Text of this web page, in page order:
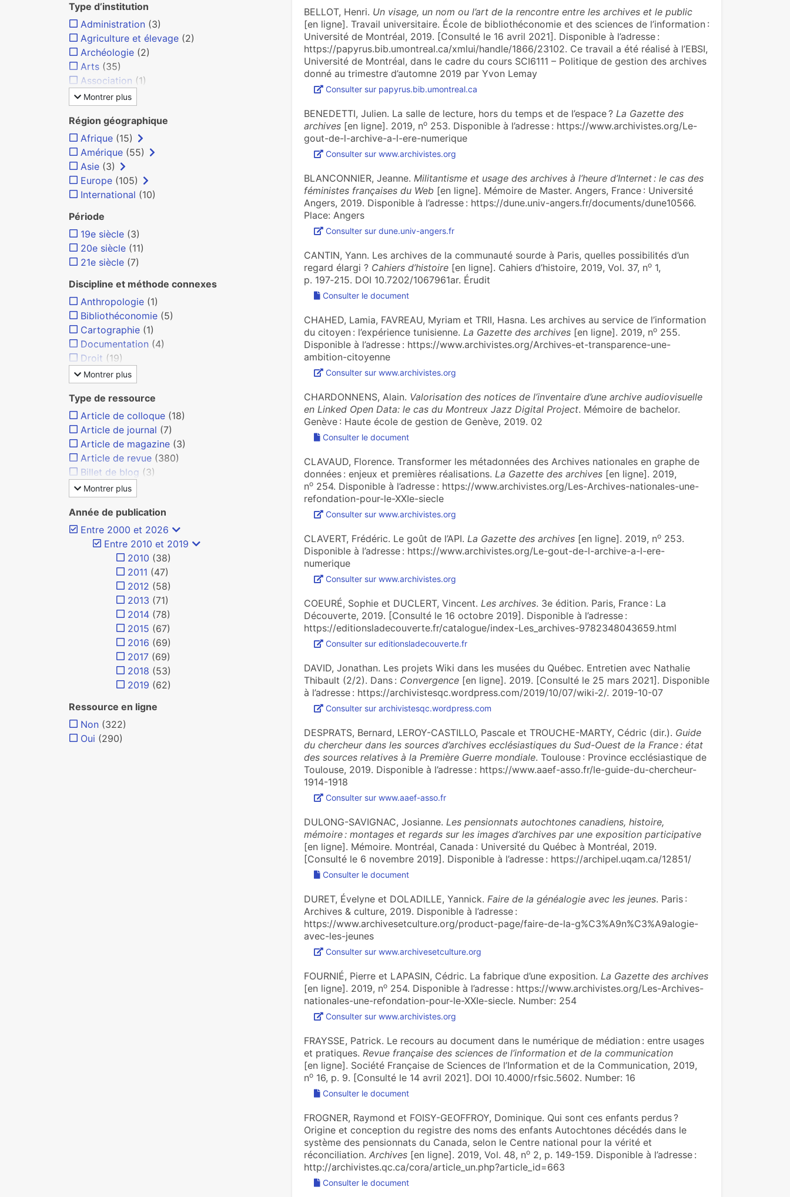
BELLOT, Henri. Un visage, un nom ou l’art de la rencontre entre les archives et le public
[en ligne]. Travail universitaire. École de bibliothéconomie et des sciences de l’information :
Université de Montréal, 2019. [Consulté le 16 avril 2021]. Disponible à l’adresse :
https://papyrus.bib.umontreal.ca/xmlui/handle/1866/23102. Ce travail a été réalisé à l’EBSI,
Université de Montréal, dans le cadre du cours SCI6111 – Politique de gestion des archives
donné au trimestre d’automne 2019 par Yvon Lemay
Consulter sur papyrus.bib.umontreal.ca
BENEDETTI, Julien. La salle de lec­ture, hors du temps et de l’espace ? La Gazette des
archives[en ligne]. 2019, no253. Disponible à l’adresse : https://www.archivistes.org/Le-
gout-de-l-archive-a-l-ere-numerique
Consulter sur www.archivistes.org
BLANCONNIER, Jeanne. Militantisme et usage des archives à l’heure d’Internet : le cas des
féministes françaises du Web [en ligne]. Mémoire de Master. Angers, France : Université
Angers, 2019. Disponible à l’adresse : https://dune.univ-angers.fr/documents/dune10566.
Place: Angers
Consulter sur dune.univ-angers.fr
CANTIN, Yann. Les archives de la communauté sourde à Paris, quelles possibilités d’un
regard élargi ? Cahiers d’histoire[en ligne]. Cahiers d’histoire, 2019, Vol. 37, no1,
p. 197‑215. DOI 10.7202/1067961ar. Érudit
Consulter le document
CHAHED, Lamia, FAVREAU, Myriam et TRII, Hasna. Les archi­ves au ser­vice de l’infor­ma­tion
du citoyen : l’expé­rience tuni­sienne. La Gazette des archives[en ligne]. 2019, no255.
Disponible à l’adresse : https://www.archivistes.org/Archives-et-transparence-une-
ambition-citoyenne
Consulter sur www.archivistes.org
CHARDONNENS, Alain. Valorisation des notices de l’inventaire d’une archive audiovisuelle
en Linked Open Data: le cas du Montreux Jazz Digital Project. Mémoire de bachelor.
Genève : Haute école de gestion de Genève, 2019. 02
Consulter le document
CLAVAUD, Florence. Transformer les méta­don­nées des Archives natio­na­les en graphe de
don­nées : enjeux et pre­miè­res réa­li­sa­tions. La Gazette des archives[en ligne]. 2019,
no254. Disponible à l’adresse : https://www.archivistes.org/Les-Archives-nationales-une-
refondation-pour-le-XXIe-siecle
Consulter sur www.archivistes.org
CLAVERT, Frédéric. Le goût de l’API. La Gazette des archives[en ligne]. 2019, no253.
Disponible à l’adresse : https://www.archivistes.org/Le-gout-de-l-archive-a-l-ere-
numerique
Consulter sur www.archivistes.org
COEURÉ, Sophie et DUCLERT, Vincent. Les archives. 3e édition. Paris, France : La
Découverte, 2019. [Consulté le 16 octobre 2019]. Disponible à l’adresse :
https://editionsladecouverte.fr/catalogue/index-Les_archives-9782348043659.html
Consulter sur editionsladecouverte.fr
DAVID, Jonathan. Les projets Wiki dans les musées du Québec. Entretien avec Nathalie
Thibault (2/2). Dans : Convergence[en ligne]. 2019. [Consulté le 25 mars 2021]. Disponible
à l’adresse : https://archivistesqc.wordpress.com/2019/10/07/wiki-2/. 2019-10-07
Consulter sur archivistesqc.wordpress.com
DESPRATS, Bernard, LEROY-CASTILLO, Pascale et TROUCHE-MARTY, Cédric (dir.). Guide
du chercheur dans les sources d’archives ecclésiastiques du Sud-Ouest de la France : état
des sources relatives à la Première Guerre mondiale. Toulouse : Province ecclésiastique de
Toulouse, 2019. Disponible à l’adresse : https://www.aaef-asso.fr/le-guide-du-chercheur-
1914-1918
Consulter sur www.aaef-asso.fr
DULONG-SAVIGNAC, Josianne. Les pensionnats autochtones canadiens, histoire,
mémoire : montages et regards sur les images d’archives par une exposition participative
[en ligne]. Mémoire. Montréal, Canada : Université du Québec à Montréal, 2019.
[Consulté le 6 novembre 2019]. Disponible à l’adresse : https://archipel.uqam.ca/12851/
Consulter le document
DURET, Évelyne et DOLADILLE, Yannick. Faire de la généalogie avec les jeunes. Paris :
Archives & culture, 2019. Disponible à l’adresse :
https://www.archivesetculture.org/product-page/faire-de-la-g%C3%A9n%C3%A9alogie-
avec-les-jeunes
Consulter sur www.archivesetculture.org
FOURNIÉ, Pierre et LAPASIN, Cédric. La fabri­que d’une expo­si­tion. La Gazette des archives
[en ligne]. 2019, no254. Disponible à l’adresse : https://www.archivistes.org/Les-Archives-
nationales-une-refondation-pour-le-XXIe-siecle. Number: 254
Consulter sur www.archivistes.org
FRAYSSE, Patrick. Le recours au document dans le numérique de médiation : entre usages
et pratiques. Revue française des sciences de l’information et de la communication
[en ligne]. Société Française de Sciences de l’Information et de la Communication, 2019,
no16, p. 9. [Consulté le 14 avril 2021]. DOI 10.4000/rfsic.5602. Number: 16
Consulter le document
FROGNER, Raymond et FOISY-GEOFFROY, Dominique. Qui sont ces enfants perdus ?
Origine et conception du registre des noms des enfants Autochtones décédés dans le
système des pensionnats du Canada, selon le Centre national pour la vérité et
réconciliation. Archives[en ligne]. 2019, Vol. 48, no2, p. 149‑159. Disponible à l’adresse :
http://archivistes.qc.ca/cora/article_un.php?article_id=663
Consulter le document
Type d’institution
Administration (3)
Agriculture et élevage (2)
Archéologie (2)
Arts (35)
Association (1)
Montrer plus
Région géographique
Afrique (15)
Amérique (55)
Asie (3)
Europe (105)
International (10)
Période
19e siècle (3)
20e siècle (11)
21e siècle (7)
Discipline et méthode connexes
Anthropologie (1)
Bibliothéconomie (5)
Cartographie (1)
Documentation (4)
Droit (19)
Montrer plus
Type de ressource
Article de colloque (18)
Article de journal (7)
Article de magazine (3)
Article de revue (380)
Billet de blog (3)
Montrer plus
Année de publication
Entre 2000 et 2026
Entre 2010 et 2019
2010 (38)
2011 (47)
2012 (58)
2013 (71)
2014 (78)
2015 (67)
2016 (69)
2017 (69)
2018 (53)
2019 (62)
Ressource en ligne
Non (322)
Oui (290)